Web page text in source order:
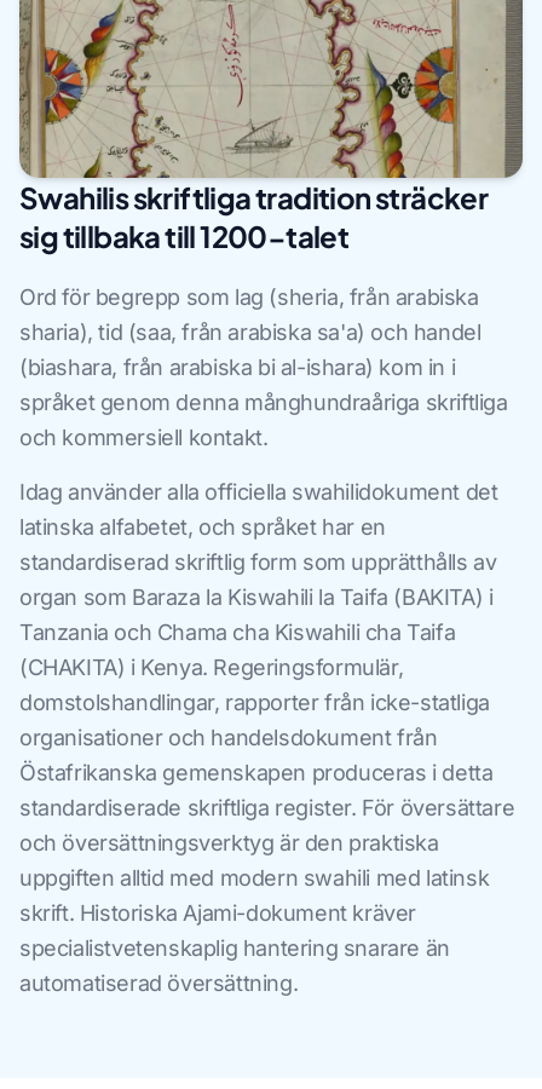
Swahilis skriftliga tradition sträcker
sig tillbaka till 1200-talet
Ord för begrepp som lag (sheria, från arabiska
sharia), tid (saa, från arabiska sa'a) och handel
(biashara, från arabiska bi al-ishara) kom in i
språket genom denna månghundraåriga skriftliga
och kommersiell kontakt.
Idag använder alla officiella swahilidokument det
latinska alfabetet, och språket har en
standardiserad skriftlig form som upprätthålls av
organ som Baraza la Kiswahili la Taifa (BAKITA) i
Tanzania och Chama cha Kiswahili cha Taifa
(CHAKITA) i Kenya. Regeringsformulär,
domstolshandlingar, rapporter från icke-statliga
organisationer och handelsdokument från
Östafrikanska gemenskapen produceras i detta
standardiserade skriftliga register. För översättare
och översättningsverktyg är den praktiska
uppgiften alltid med modern swahili med latinsk
skrift. Historiska Ajami-dokument kräver
specialistvetenskaplig hantering snarare än
automatiserad översättning.